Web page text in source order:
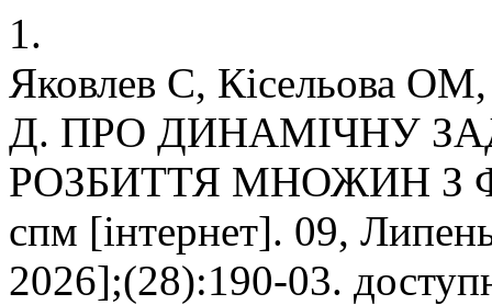
1.
Яковлев С, Кісельова
Д. ПРО ДИНАМІЧНУ
РОЗБИТТЯ МНОЖИН З
спм [інтернет]. 09,
2026];(28):190-03.